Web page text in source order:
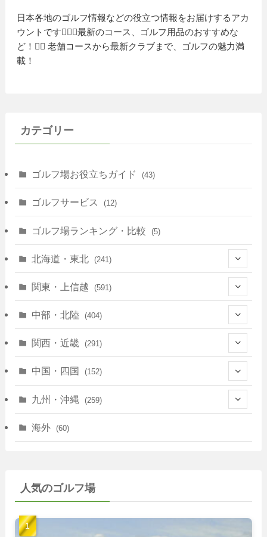
日本各地のゴルフ情報などの役立つ情報をお届けするアカ
ウントです🏌️‍♂️⛳️最新のコース、ゴルフ用品のおすすめな
ど！🏌️‍♀️ 老舗コースから最新クラブまで、ゴルフの魅力満
載！
カテゴリー
ゴルフ場お役立ちガイド (43)
ゴルフサービス (12)
ゴルフ場ランキング・比較 (5)
北海道・東北 (241)
(128)
(10)
(17)
(35)
(30)
関東・上信越 (591)
(146)
(40)
(114)
(72)
(14)
(103)
中部・北陸 (404)
(13)
(83)
(78)
(40)
(22)
関西・近畿 (291)
(39)
(25)
中国・四国 (152)
(7)
(39)
(40)
九州・沖縄 (259)
(28)
(22)
海外 (60)
人気のゴルフ場